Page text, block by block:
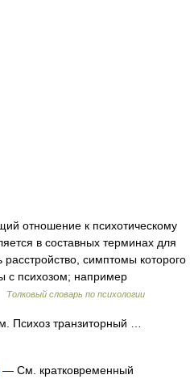
отношение к психотическому
в составных терминах для
расстройство, симптомы которого
с психозом; например
Толковый словарь по психологии
Психоз транзиторный …
— См. кратковременный